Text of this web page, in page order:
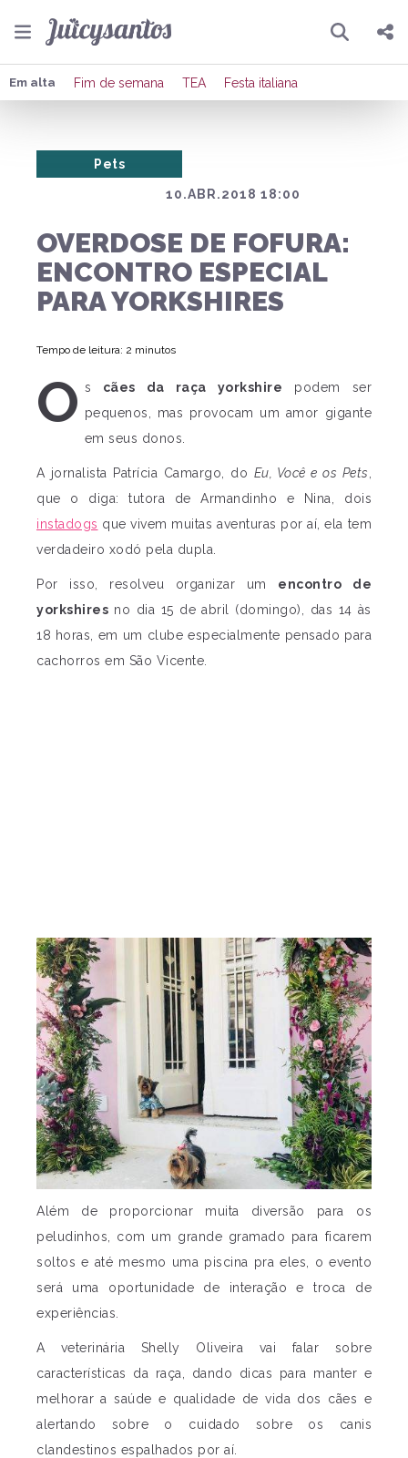
Pesquisar
Compartilhar
Publicar no X
Em alta Fim de semana TEA Festa italiana
10.ABR.2018 18:00
Pets
OVERDOSE DE FOFURA:
ENCONTRO ESPECIAL
PARA YORKSHIRES
Tempo de leitura: 2 minutos
O s cães da raça yorkshire podem ser
pequenos, mas provocam um amor gigante
em seus donos.
A jornalista Patrícia Camargo, do Eu, Você e os Pets
que o diga: tutora de Armandinho e Nina, dois
instadogs que vivem muitas aventuras por aí, ela tem
verdadeiro xodó pela dupla.
Por isso, resolveu organizar um encontro de
yorkshires no dia 15 de abril (domingo), das 14 às
18 horas, em um clube especialmente pensado para
cachorros em São Vicente.
Além de proporcionar muita diversão para os
peludinhos, com um grande gramado para ficarem
soltos e até mesmo uma piscina pra eles, o evento
será uma oportunidade de interação e troca de
experiências.
A veterinária Shelly Oliveira vai falar sobre
características da raça, dando dicas para manter e
melhorar a saúde e qualidade de vida dos cães e
alertando sobre o cuidado sobre os canis
clandestinos espalhados por aí.